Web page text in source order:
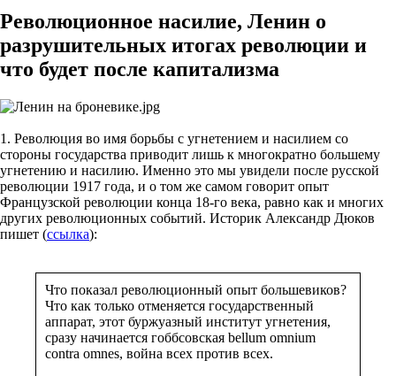
Революционное насилие, Ленин о
разрушительных итогах революции и
что будет после капитализма
1. Революция во имя борьбы с угнетением и насилием со
стороны государства приводит лишь к многократно большему
угнетению и насилию. Именно это мы увидели после русской
революции 1917 года, и о том же самом говорит опыт
Французской революции конца 18-го века, равно как и многих
других революционных событий. Историк Александр Дюков
пишет (ссылка):
Что показал революционный опыт большевиков?
Что как только отменяется государственный
аппарат, этот буржуазный институт угнетения,
сразу начинается гоббсовская bellum omnium
contra omnes, война всех против всех.